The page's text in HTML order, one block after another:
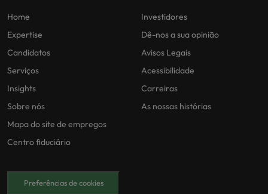
Home
Expertise
Candidatos
Serviços
Insights
Sobre nós
Mapa do site de empregos
Centro fiduciário
Investidores
Dê-nos a sua opinião
Avisos Legais
Acessibilidade
Carreiras
As nossas histórias
Preferências de cookies